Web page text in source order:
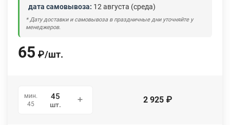
дата самовывоза: 12 августа (среда)
* Дату доставки и самовывоза в праздничные дни уточняйте у
менеджеров.
65 ₽/шт.
мин.
45
шт. 2 925 ₽